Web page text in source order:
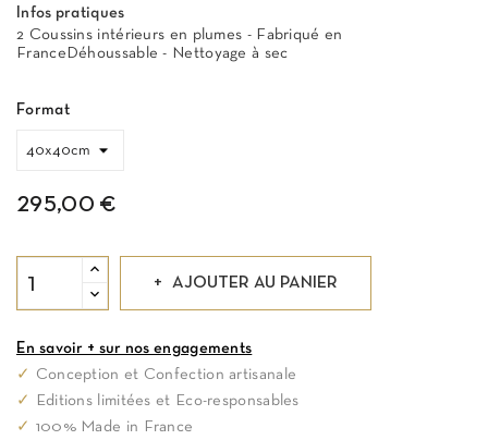
Infos pratiques
2 Coussins intérieurs en plumes - Fabriqué en
FranceDéhoussable - Nettoyage à sec
Format
295,00 €
AJOUTER AU PANIER
En savoir + sur nos engagements
✓
Conception et Confection artisanale
✓
Editions limitées et Eco-responsables
✓ 100% Made in France